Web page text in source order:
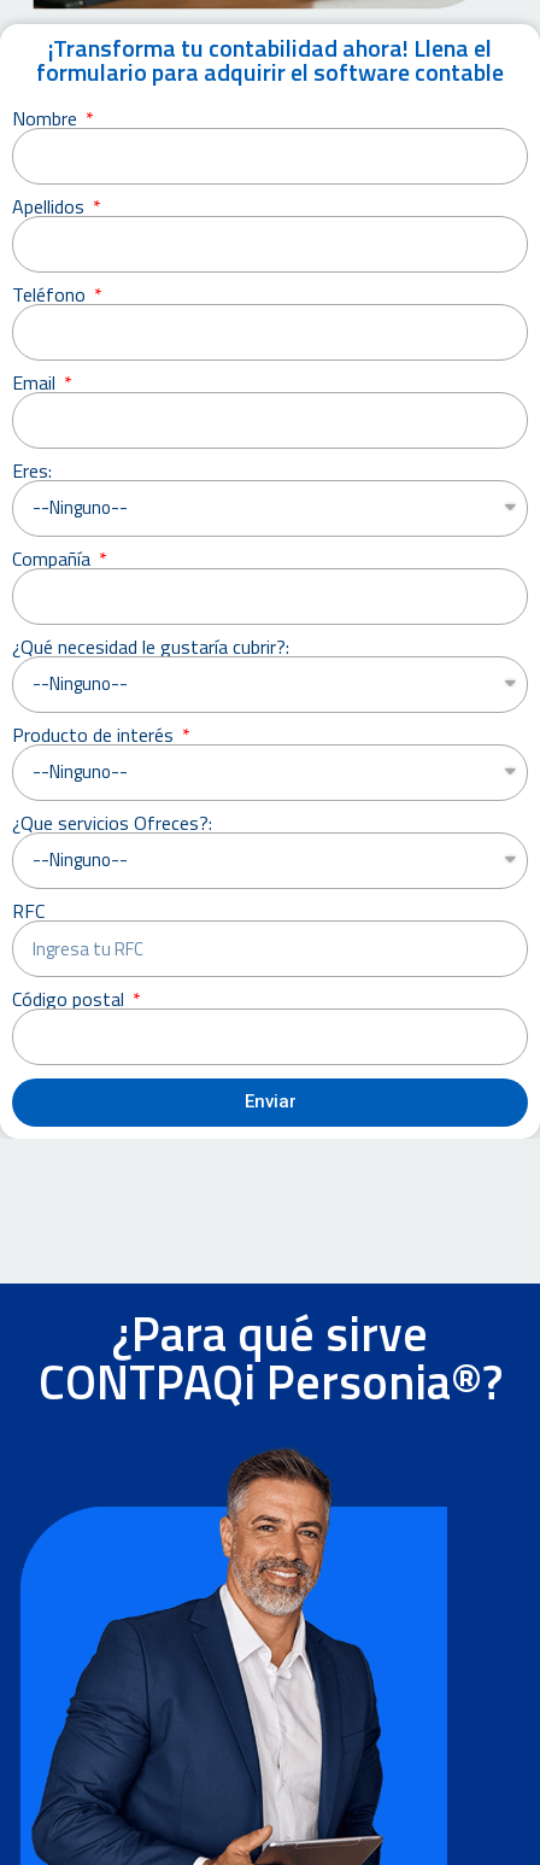
​​¡Transforma tu contabilidad ahora! Llena el
formulario para adquirir el software contable
Nombre
Apellidos
Teléfono
Email
Eres:
Compañía
¿Qué necesidad le gustaría cubrir?:
Producto de interés
¿Que servicios Ofreces?:
RFC
Código postal
Enviar
¿Para qué sirve
CONTPAQi Personia®?